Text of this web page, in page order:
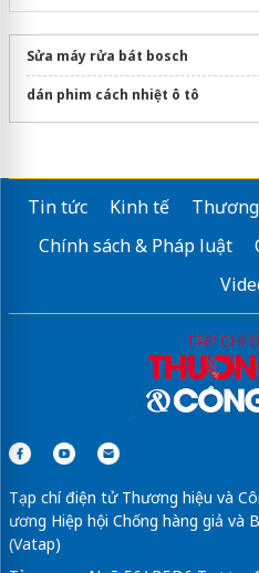
Sửa máy rửa bát bosch
dán phim cách nhiệt ô tô
Tin tức Kinh tế
Chính sách & Pháp luật
Tạp chí điện tử Thương hiệu và
ương Hiệp hội Chống hàng giả và
(Vatap)